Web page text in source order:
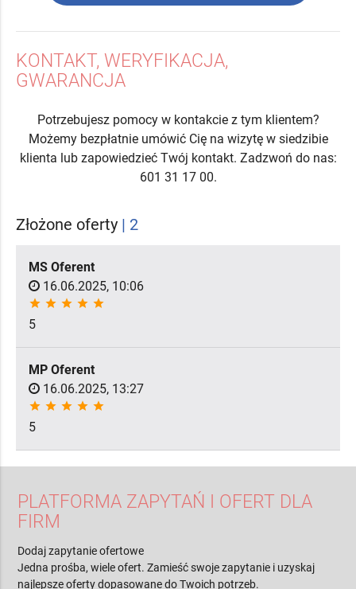
KONTAKT, WERYFIKACJA,
GWARANCJA
Potrzebujesz pomocy w kontakcie z tym klientem?
Możemy bezpłatnie umówić Cię na wizytę w siedzibie
klienta lub zapowiedzieć Twój kontakt. Zadzwoń do nas:
601 31 17 00.
Złożone oferty | 2
MS Oferent
16.06.2025, 10:06
star star star star star
5
MP Oferent
16.06.2025, 13:27
star star star star star
5
PLATFORMA ZAPYTAŃ I OFERT DLA
FIRM
Dodaj zapytanie ofertowe
Jedna prośba, wiele ofert. Zamieść swoje zapytanie i uzyskaj
najlepsze oferty dopasowane do Twoich potrzeb.